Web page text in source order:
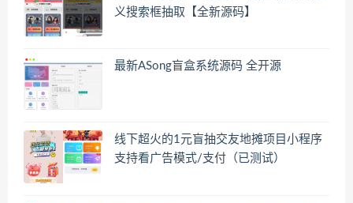
义搜索框抽取【全新源码】
最新ASong盲盒系统源码 全开源
线下超火的1元盲抽交友地摊项目小程序
支持看广告模式/支付（已测试）